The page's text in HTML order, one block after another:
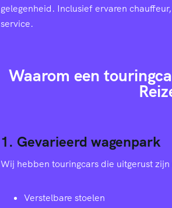
gelegenheid. Inclusief ervaren
service.
Waarom een
1. Gevarieerd wagenpark
Wij hebben touringcars die uitgerust zijn
Verstelbare stoelen